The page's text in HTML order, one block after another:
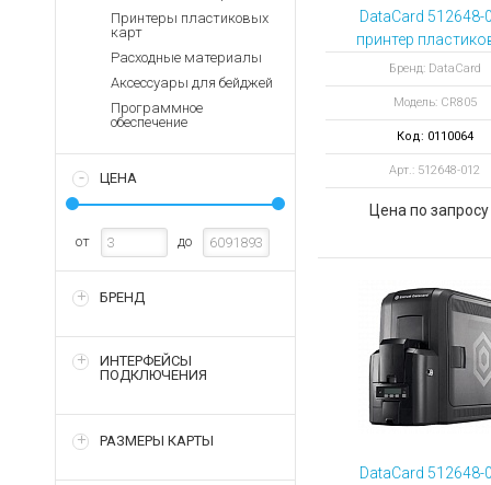
Запасные
Терминалы
оплаты
Зарядные устройства
Архивные товары
Принтеры пластиковых
карт
Расходные материалы
Аксессуары для бейджей
Программное
обеспечение
ЦЕНА
от до
БРЕНД
ИНТЕРФЕЙСЫ
ПОДКЛЮЧЕНИЯ
РАЗМЕРЫ КАРТЫ
DataCard 512648-
принтер
карт Entrust
двусторонний
модулями
магнитной
Identive
Бренд: DataCard
Модель: CR805
Код: 0110064
Арт.: 512648-012
Цена по запросу
DataCard 512648-